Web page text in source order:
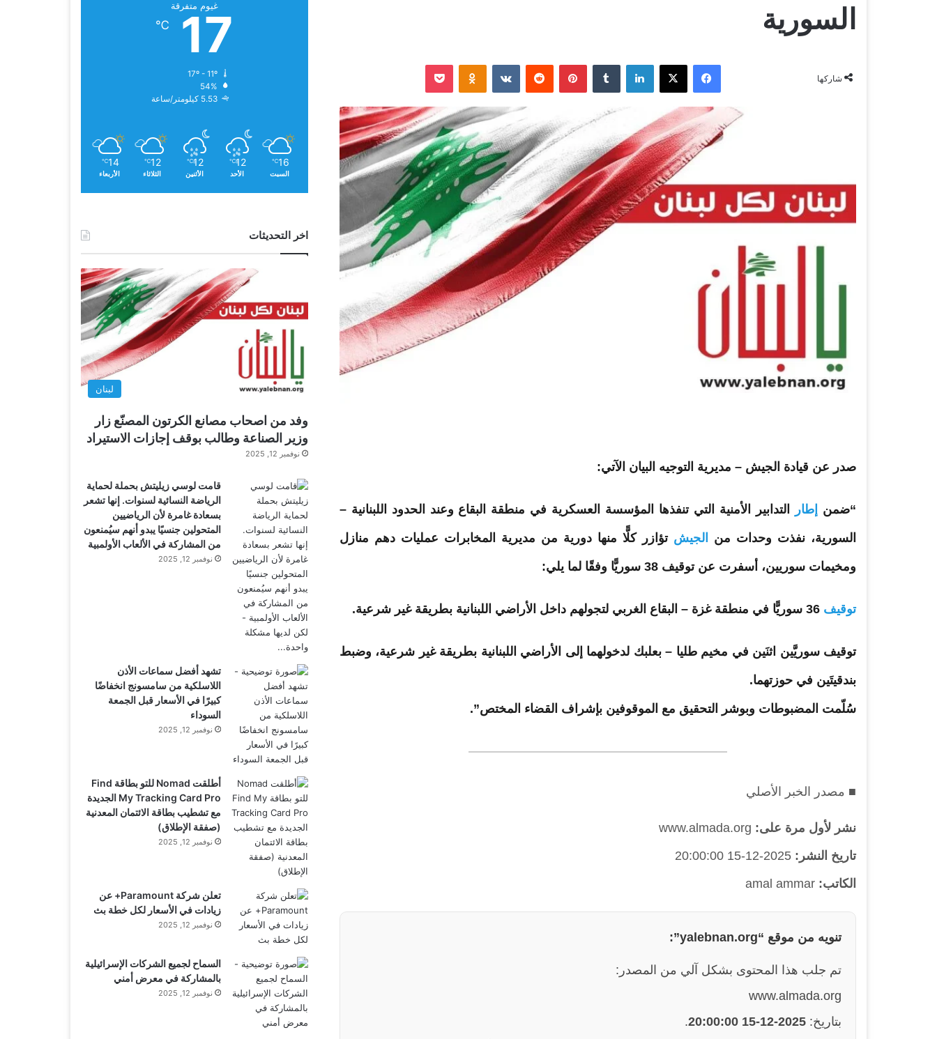
السورية
شاركها
فيسبوك ‫X لينكدإن بينتيريست ‏VKontakte
صدر عن قيادة الجيش – مديرية التوجيه البيان الآتي:
“ضمن إطار التدابير الأمنية التي تنفذها المؤسسة العسكرية في منطقة البقاع وعند الحدود اللبنانية –
السورية، نفذت وحدات من الجيش تؤازر كلًّا منها دورية من مديرية المخابرات عمليات دهم منازل
ومخيمات سوريين، أسفرت عنتوقيف
توقيف سوريًّا في منطقة غزة – البقاع الغربي لتجولهم داخل الأراضي اللبنانية بطريقة غير شرعية.
توقيف سوريَّين اثنَين في مخيم طليا – بعلبك لدخولهما إلى الأراضي اللبنانية بطريقة غير شرعية، وضبط
بندقيتَين في حوزتهما.
سُلّمت المضبوطات وبوشر التحقيق مع الموقوفين بإشراف القضاء المختص”.
■ مصدر الخبر الأصلي
نشر لأول مرة على: www.almada.org
تاريخ النشر: 2025-12-15 20:00:00
الكاتب: amal ammar
تنويه من موقع “yalebnan.org”:
تم جلب هذا المحتوى بشكل آلي من المصدر:
www.almada.org
بتاريخ: 2025-12-15 20:00:00
.
غيوم متفرقة
17
℃
54%
5.53 كيلومتر/ساعة
16
℃
السبت
12
℃
الأحد
12
℃
الأثنين
12
℃
الثلاثاء
14
℃
الأربعاء
اخر التحديثات
لبنان
وفد من اصحاب مصانع الكرتون المصنّع زار
وزير الصناعة وطالب بوقف إجازات الاستيراد
نوفمبر 12, 2025
قامت لوسي زيليتش بحملة لحماية
الرياضة النسائية لسنوات. إنها تشعر
بسعادة غامرة لأن الرياضيين
المتحولين جنسيًا يبدو أنهم سيُمنعون
من المشاركة في الألعاب الأولمبية
نوفمبر 12, 2025
تشهد أفضل سماعات الأذن
اللاسلكية من سامسونج انخفاضًا
كبيرًا في الأسعار قبل الجمعة
السوداء
نوفمبر 12, 2025
أطلقت Nomad للتو بطاقة Find
My Tracking Card Pro الجديدة
مع تشطيب بطاقة الائتمان المعدنية
(صفقة الإطلاق)
نوفمبر 12, 2025
تعلن شركة Paramount+ عن
زيادات في الأسعار لكل خطة بث
نوفمبر 12, 2025
السماح لجميع الشركات الإسرائيلية
بالمشاركة في معرض أمني
نوفمبر 12, 2025